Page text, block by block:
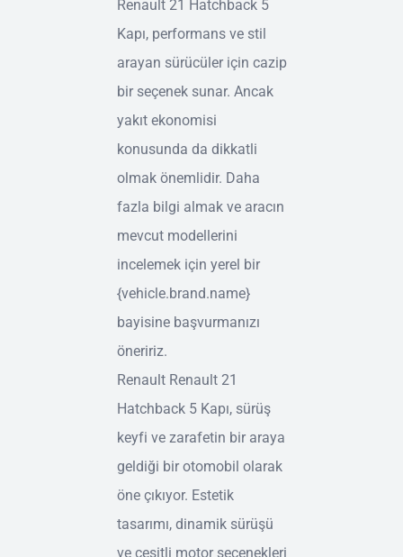
Renault 21 Hatchback 5
Kapı, performans ve stil
arayan sürücüler için cazip
bir seçenek sunar. Ancak
yakıt ekonomisi
konusunda da dikkatli
olmak önemlidir. Daha
fazla bilgi almak ve aracın
mevcut modellerini
incelemek için yerel bir
{vehicle.brand.name}
bayisine başvurmanızı
öneririz.
Renault Renault 21
Hatchback 5 Kapı, sürüş
keyfi ve zarafetin bir araya
geldiği bir otomobil olarak
öne çıkıyor. Estetik
tasarımı, dinamik sürüşü
ve çeşitli motor seçenekleri